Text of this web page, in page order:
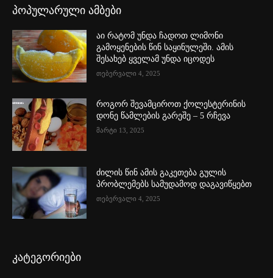
პოპულარული ამბები
აი რატომ უნდა ჩადოთ ლიმონი
გამოყენების წინ საყინულეში. ამის
შესახებ ყველამ უნდა იცოდეს
თებერვალი 4, 2025
როგორ შევამციროთ ქოლესტერინის
დონე წამლების გარეშე – 5 რჩევა
მარტი 13, 2025
ძილის წინ ამის გაკეთება გულის
პრობლემებს სამუდამოდ დაგავიწყებთ
თებერვალი 4, 2025
კატეგორიები